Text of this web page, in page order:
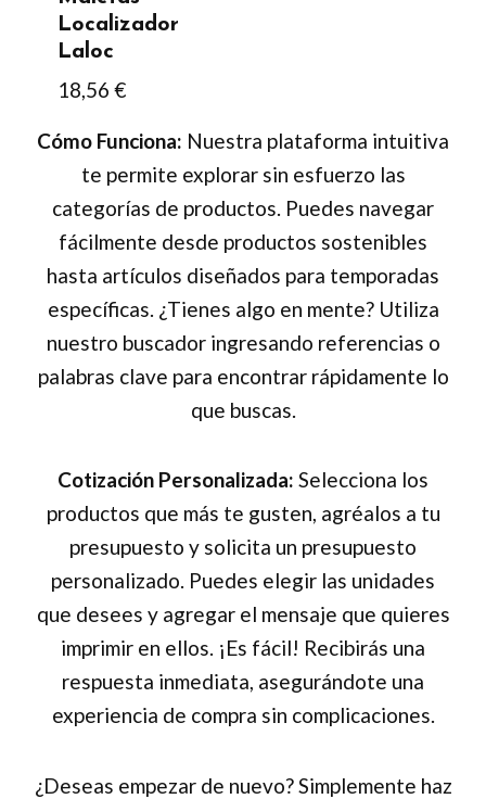
Localizador
Laloc
18,56 €
en
la
página
de
producto
Cómo Funciona: Nuestra plataforma intuitiva
te permite explorar sin esfuerzo las
categorías de productos. Puedes navegar
fácilmente desde productos sostenibles
hasta artículos diseñados para temporadas
específicas. ¿Tienes algo en mente? Utiliza
nuestro buscador ingresando referencias o
palabras clave para encontrar rápidamente lo
que buscas.
Cotización Personalizada: Selecciona los
productos que más te gusten, agréalos a tu
presupuesto y solicita un presupuesto
personalizado. Puedes elegir las unidades
que desees y agregar el mensaje que quieres
imprimir en ellos. ¡Es fácil! Recibirás una
respuesta inmediata, asegurándote una
experiencia de compra sin complicaciones.
¿Deseas empezar de nuevo? Simplemente haz